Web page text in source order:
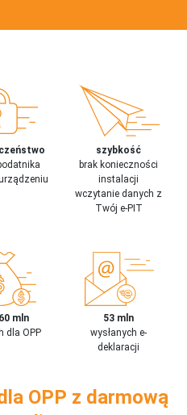
szybkość
brak konieczności
instalacji
wczytanie danych z
Twój e-PIT
mln
dla OPP
53 mln
wysłanych e-
deklaracji
OPP z darmową